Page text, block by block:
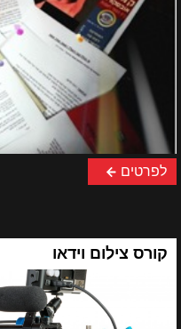
לפרטים
קורס צילום וידאו